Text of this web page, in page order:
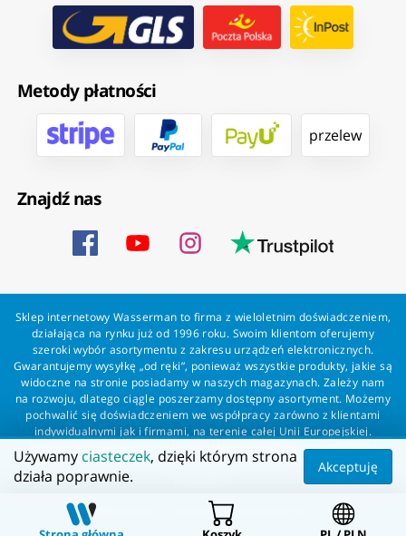
Metody płatności
przelew
Znajdź nas
Sklep internetowy Wasserman to firma z wieloletnim doświadczeniem,
działająca na rynku już od 1996 roku. Swoim klientom oferujemy
szeroki wybór asortymentu z zakresu urządzeń elektronicznych.
Gwarantujemy wysyłkę „od ręki”, ponieważ wszystkie produkty, jakie są
widoczne na stronie posiadamy w naszych magazynach. Zależy nam
na rozwoju, dlatego ciągle poszerzamy dostępny asortyment. Możemy
pochwalić się doświadczeniem we współpracy zarówno z klientami
indywidualnymi jak i firmami, na terenie całej Unii Europejskiej.
Zapewniamy profesjonalną obsługę każdego klienta oraz szybką i
bezproblemową realizację zamówień. Wasserman - wszystko dla
Wszelkie prawa zastrzeżone dla Wasserman.eu
Używamy ciasteczek, dzięki którym strona
działa poprawnie.
Akceptuję